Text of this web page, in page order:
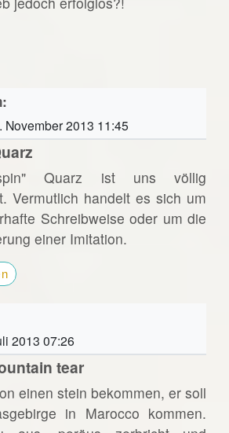
November 2013 11:45
Quarz ist uns völlig
Vermutlich handelt es sich um
Schreibweise oder um die
einer Imitation.
2013 07:26
tear
einen stein bekommen, er soll
in Marocco kommen.